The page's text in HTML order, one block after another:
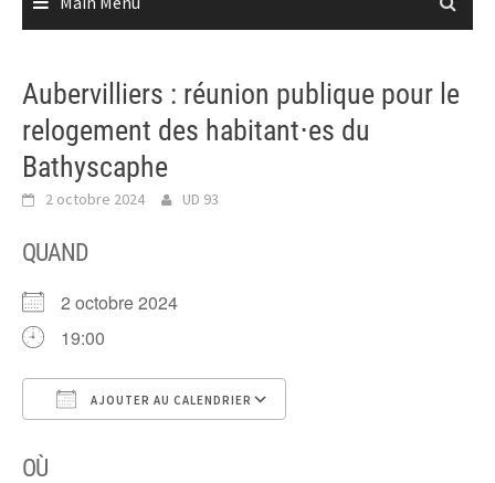
Aubervilliers : réunion publique pour le
relogement des habitant⋅es du
Bathyscaphe
2 octobre 2024 UD 93
QUAND
2 octobre 2024
19:00
AJOUTER AU CALENDRIER
OÙ